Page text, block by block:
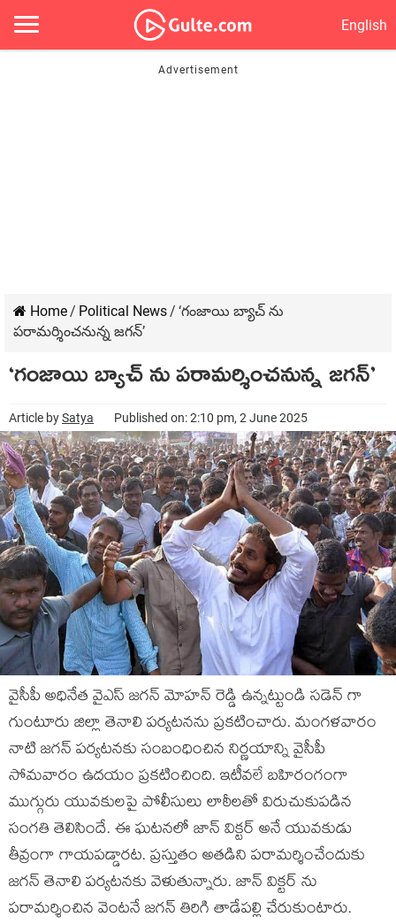
English
Home/ Political News/ ‘గంజాయి బ్యాచ్ ను
పరామర్శించనున్న జగన్’
‘గంజాయి బ్యాచ్ ను పరామర్శించనున్న జగన్’
Article bySatya Published on: 2:10 pm, 2 June 2025
వైసీపీ అధినేత వైఎస్ జగన్ మోహన్ రెడ్డి ఉన్నట్టుండి సడెన్ గా
గుంటూరు జిల్లా తెనాలి పర్యటనను ప్రకటించారు. మంగళవారం
నాటి జగన్ పర్యటనకు సంబంధించిన నిర్ణయాన్ని వైసీపీ
సోమవారం ఉదయం ప్రకటించింది. ఇటీవలే బహిరంగంగా
ముగ్గురు యువకులపై పోలీసులు లాఠీలతో విరుచుకుపడిన
సంగతి తెలిసిందే. ఈ ఘటనలో జాన్ విక్టర్ అనే యువకుడు
తీవ్రంగా గాయపడ్డారట. ప్రస్తుతం అతడిని పరామర్శించేందుకు
జగన్ తెనాలి పర్యటనకు వెళుతున్నారు. జాన్ విక్టర్ ను
పరామర్శించిన వెంటనే జగన్ తిరిగి తాడేపల్లి చేరుకుంటారు.